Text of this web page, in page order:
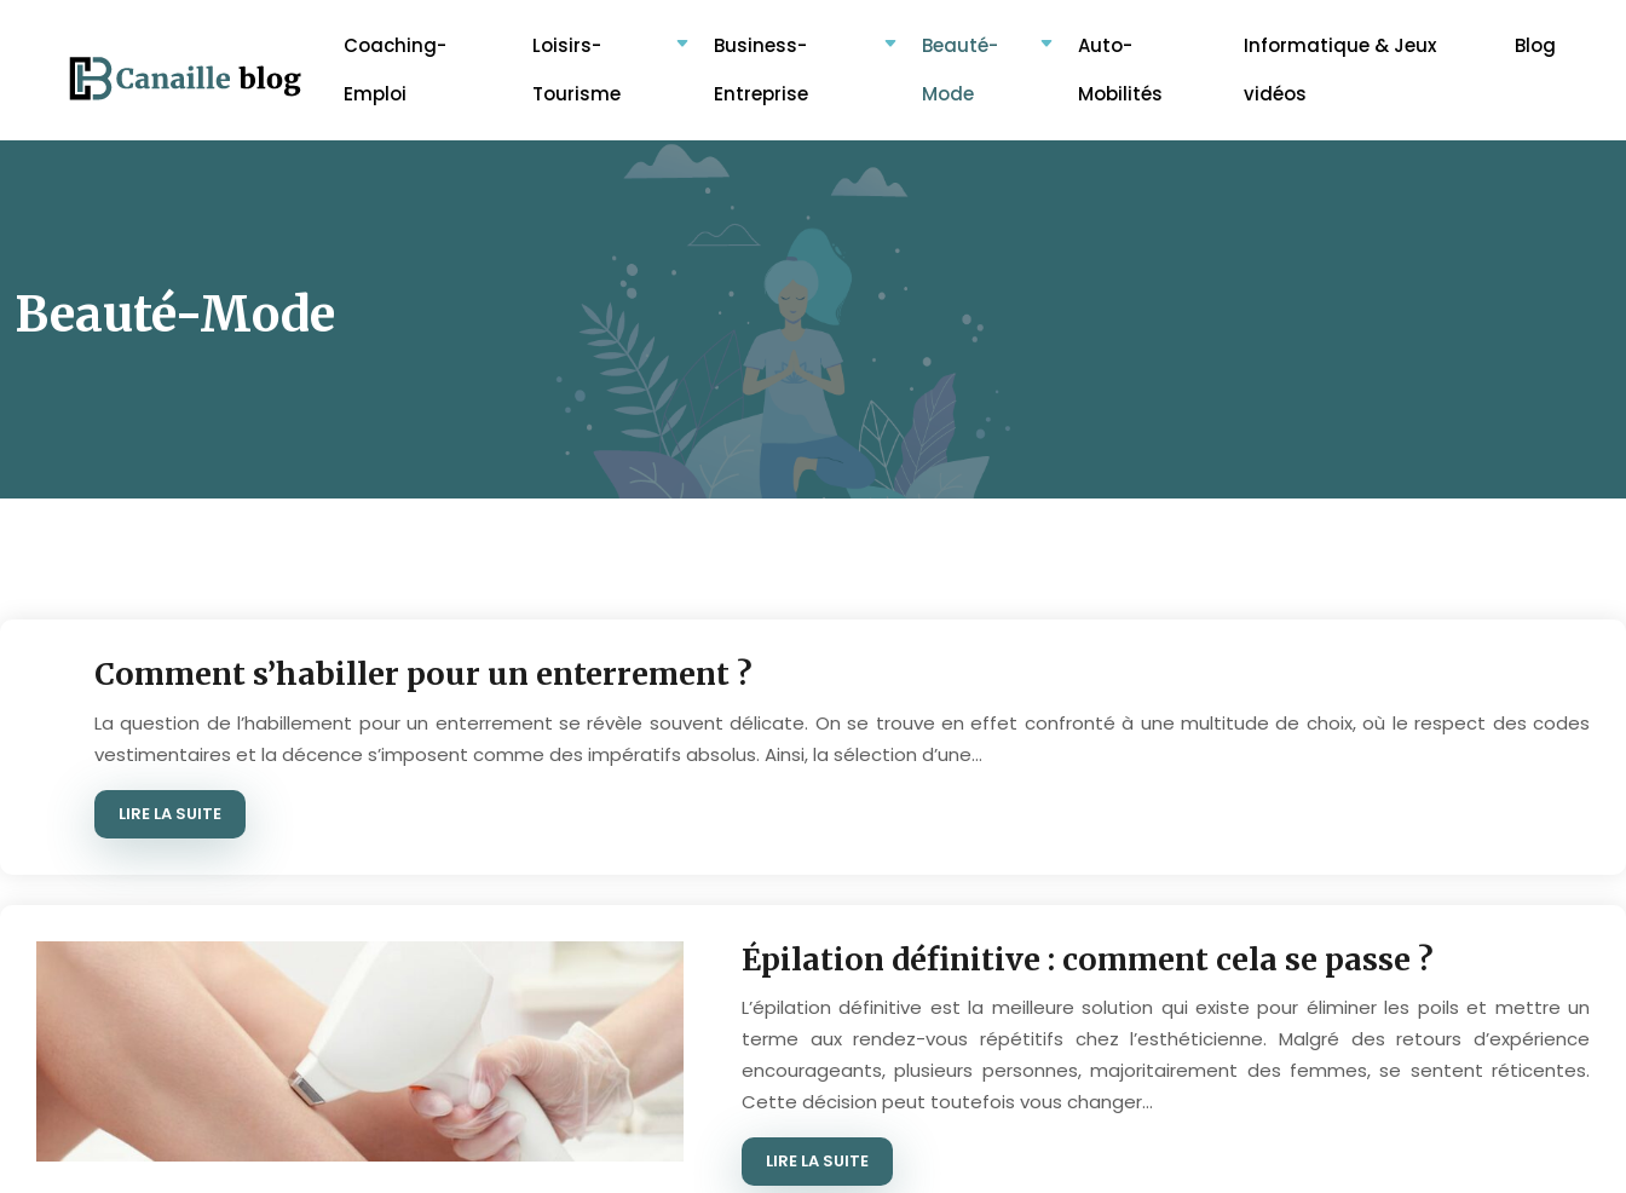
Coaching-
Emploi
Loisirs-
Tourisme
Business-
Entreprise
Beauté-
Mode
Auto-
Mobilités
Informatique & Jeux
vidéos
Blog
Beauté-Mode
Comment s’habiller pour un enterrement ?
La question de l’habillement pour un enterrement se révèle souvent délicate. On se trouve en effet confronté à une multitude de choix, où le respect des codes
vestimentaires et la décence s’imposent comme des impératifs absolus. Ainsi, la sélection d’une…
LIRE LA SUITE
Épilation définitive : comment cela se passe ?
L’épilation définitive est la meilleure solution qui existe pour éliminer les poils et mettre un
terme aux rendez-vous répétitifs chez l’esthéticienne. Malgré des retours d’expérience
encourageants, plusieurs personnes, majoritairement des femmes, se sentent réticentes.
Cette décision peut toutefois vous changer…
LIRE LA SUITE